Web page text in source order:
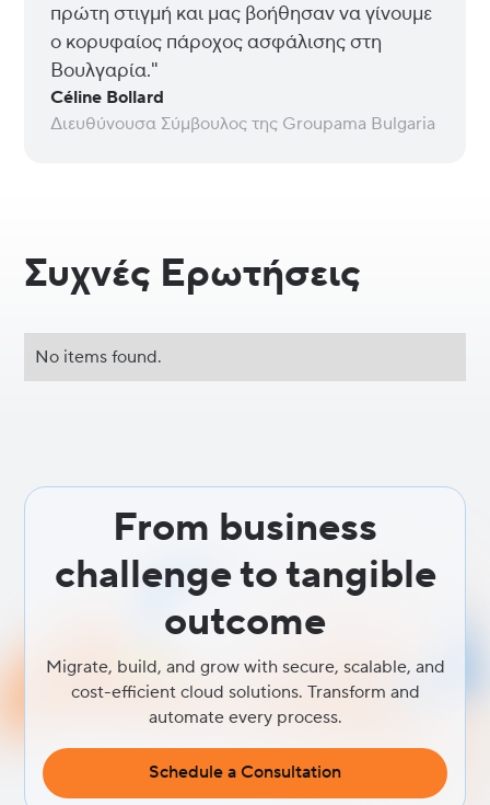
πρώτη στιγμή και μας βοήθησαν να γίνουμε
ο κορυφαίος πάροχος ασφάλισης στη
Βουλγαρία."
Céline Bollard
Διευθύνουσα Σύμβουλος της Groupama Bulgaria
Συχνές Ερωτήσεις
No items found.
From business
challenge to tangible
outcome
Migrate, build, and grow with secure, scalable, and
cost-efficient cloud solutions. Transform and
automate every process.
Schedule a Consultation